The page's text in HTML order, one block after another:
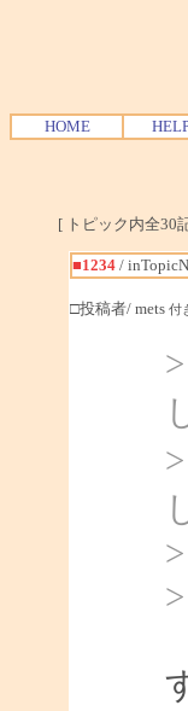
HOME
[ トピック内全30
■1234/
□投稿者/ mets 付
>